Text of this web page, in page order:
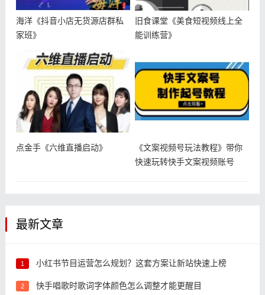
海洋《抖音小店无货源店群私
家班》
旧食课堂《美食短视频线上全
能训练营》
点金手《六维直播启动》
《文案视频号玩法教程》带你
快速玩转快手文案视频账号
最新文章
1 小红书节目运营怎么规划？这套方案让新站快速上榜
2 快手唱歌时歌词字体颜色怎么调整才能更醒目